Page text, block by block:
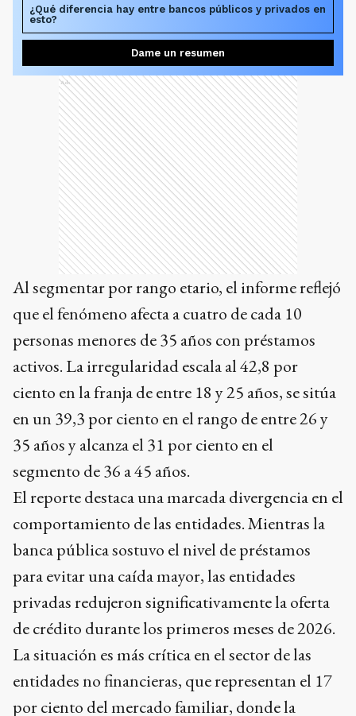
¿Qué diferencia hay entre bancos públicos y privados en
esto?
Dame un resumen
Ads
Al segmentar por rango etario, el informe reflejó
que el fenómeno afecta a cuatro de cada 10
personas menores de 35 años con préstamos
activos. La irregularidad escala al 42,8 por
ciento en la franja de entre 18 y 25 años, se sitúa
en un 39,3 por ciento en el rango de entre 26 y
35 años y alcanza el 31 por ciento en el
segmento de 36 a 45 años.
El reporte destaca una marcada divergencia en el
comportamiento de las entidades. Mientras la
banca pública sostuvo el nivel de préstamos
para evitar una caída mayor, las entidades
privadas redujeron significativamente la oferta
de crédito durante los primeros meses de 2026.
La situación es más crítica en el sector de las
entidades no financieras, que representan el 17
por ciento del mercado familiar, donde la